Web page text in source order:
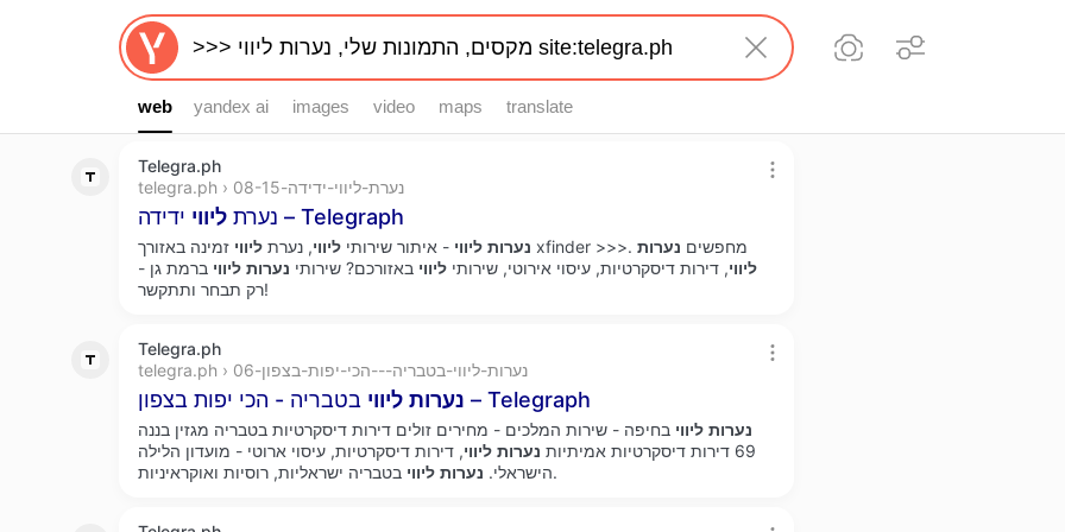
web
web yandex ai images video maps translate
Telegra.ph
telegra.ph › נערת-ליווי-ידידה-08-15
נערת ליווי ידידה – Telegraph
נערות ליווי - איתור שירותי ליווי, נערת ליווי זמינה באזורך xfinder >>>. מחפשים נערות
ליווי, דירות דיסקרטיות, עיסוי אירוטי, שירותי ליווי באזורכם? שירותי נערות ליווי ברמת גן -
רק תבחר ותתקשר!
Telegra.ph
telegra.ph › נערות-ליווי-בטבריה---הכי-יפות-בצפון-06
נערות ליווי בטבריה - הכי יפות בצפון – Telegraph
נערות ליווי בחיפה - שירות המלכים - מחירים זולים דירות דיסקרטיות בטבריה מגזין בננה
69 דירות דיסקרטיות אמיתיות
נערות ליווי, דירות דיסקרטיות, עיסוי ארוטי - מועדון הלילה
הישראלי. נערות ליווי בטבריה ישראליות, רוסיות ואוקראיניות.